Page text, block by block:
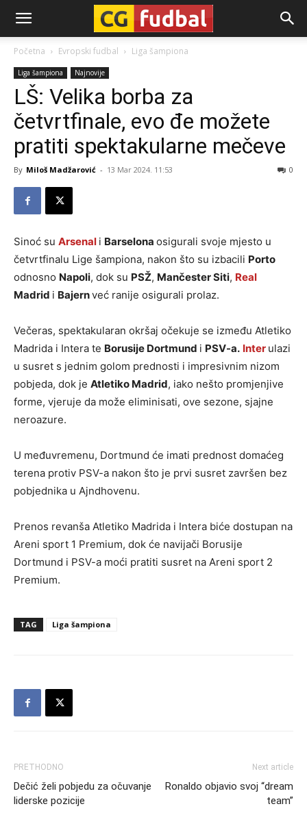
CG-
Fudbal
Početna Evropski fudbal Liga šampiona
Liga šampiona Najnovije
LŠ: Velika borba za
četvrtfinale, evo đe možete
pratiti spektakularne mečeve
By Miloš Madžarović - 13 Mar 2024. 11:53 0
Sinoć su Arsenal i Barselona osigurali svoje mjesto u
četvrtfinalu Lige šampiona, nakon što su izbacili Porto
odnosno Napoli, dok su PSŽ, Mančester Siti, Real
Madrid i Bajernveć ranije osigurali prolaz.
Večeras, spektakularan okršaj očekuje se između Atletiko
Madrida i Intera te Borusije Dortmund i PSV-a. Inter ulazi
u susret s jednim golom prednosti i impresivnim nizom
pobjeda, dok je Atletiko Madrid, iako nešto promjenjive
forme, vjeruje da može eliminisati, ove sezone, sjajne
neroazure.
U međuvremenu, Dortmund će imati prednost domaćeg
terena protiv PSV-a nakon što je prvi susret završen bez
pobjednika u Ajndhovenu.
Prenos revanša Atletiko Madrida i Intera biće dostupan na
Areni sport 1 Premium, dok će navijači Borusije
Dortmund i PSV-a moći pratiti susret na Areni sport 2
Premium.
TAG Liga šampiona
PRETHODNO
Dečić želi pobjedu za očuvanje
liderske pozicije
Next article
Ronaldo objavio svoj “dream
team”